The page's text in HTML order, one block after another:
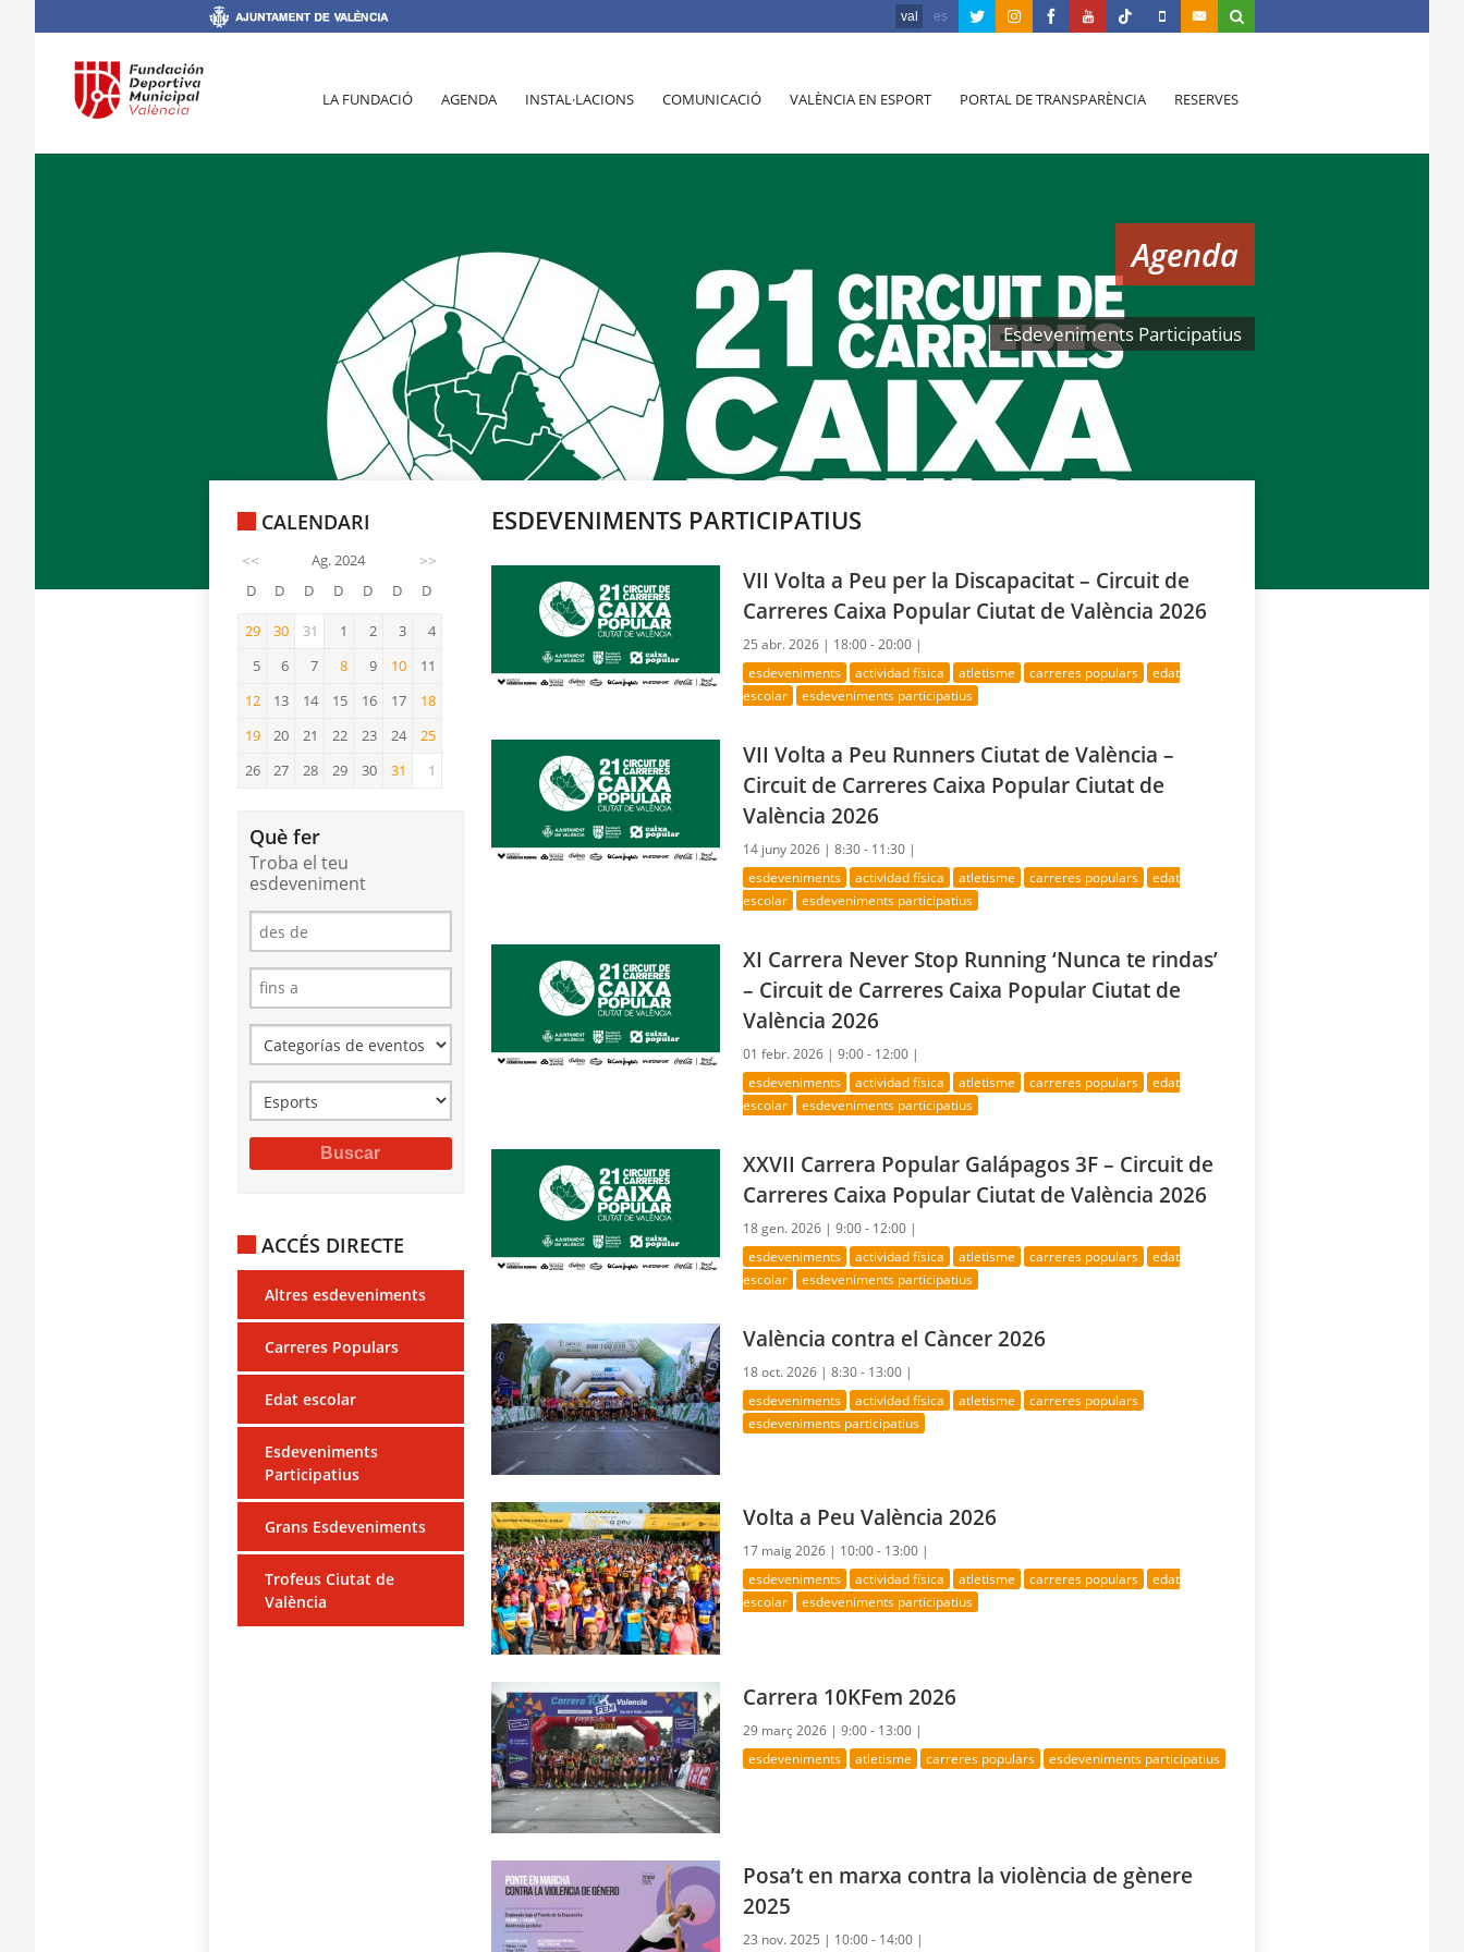
val es
LA FUNDACIÓ AGENDA INSTAL·LACIONS COMUNICACIÓ VALÈNCIA EN ESPORT PORTAL DE TRANSPARÈNCIA RESERVES
Agenda
Esdeveniments Participatius
CALENDARI
<< Ag. 2024 >>
D D D D D D D
29 30 31 1 2 3
4
5
6 7 8 9 10
10
11
12
12
13 14 15 16 17 18
18
19
19
20 21 22 23 24 25
26 27 28 29 30 31 1
Què fer
Troba el teu
esdeveniment
ACCÉS DIRECTE
Altres esdeveniments
Carreres Populars
Edat escolar
Esdeveniments
Participatius
Grans Esdeveniments
Trofeus Ciutat de
València
ESDEVENIMENTS PARTICIPATIUS
VII Volta a Peu per la Discapacitat – Circuit de
Carreres Caixa Popular Ciutat de València 2026
25 abr. 2026 | 18:00 - 20:00 |
esdeveniments actividad física atletisme carreres populars
edat
escolar
esdeveniments participatius
VII Volta a Peu Runners Ciutat de València –
Circuit de Carreres Caixa Popular Ciutat de
València 2026
14 juny 2026 |8:30 - 11:30 |
esdeveniments actividad física atletisme carreres populars
edat
escolar
esdeveniments participatius
XI Carrera Never Stop Running ‘Nunca te rindas’
– Circuit de Carreres Caixa Popular Ciutat de
València 2026
01 febr. 2026 |9:00 - 12:00 |
esdeveniments actividad física atletisme carreres populars
edat
escolar
esdeveniments participatius
XXVII Carrera Popular Galápagos 3F – Circuit de
Carreres Caixa Popular Ciutat de València 2026
18 gen. 2026 |9:00 - 12:00 |
esdeveniments actividad física atletisme carreres populars
edat
escolar
esdeveniments participatius
València contra el Càncer 2026
18 oct. 2026 |8:30 - 13:00 |
esdeveniments actividad física atletisme
carreres populars
esdeveniments participatius
Volta a Peu València 2026
17 maig 2026 | 10:00 - 13:00 |
esdeveniments actividad física atletisme carreres populars
edat
escolar
esdeveniments participatius
Carrera 10KFem 2026
29 març 2026 |9:00 - 13:00 |
esdeveniments atletisme carreres populars esdeveniments participatius
Posa’t en marxa contra la violència de gènere
2025
23 nov. 2025 | 10:00 - 14:00 |